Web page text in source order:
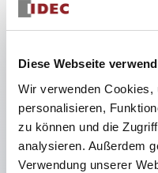
Diese Webseite
Wir verwenden Cookies,
personalisieren,
zu können und die
analysieren. Außerdem
Verwendung unserer
Hauptmerkmale
Kontrollleuchte,
Kuppelbedienung,